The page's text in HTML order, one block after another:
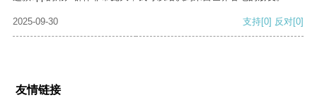
2025-09-30 支持[0] 反对[0]
友情链接